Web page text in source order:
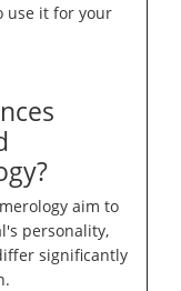
use it for your
aim to
personality,
significantly